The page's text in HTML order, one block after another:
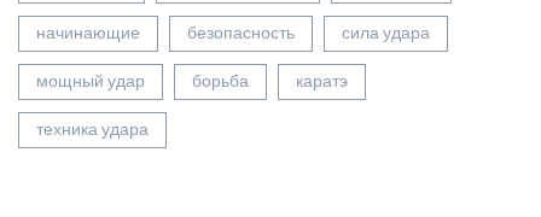
начинающие
безопасность
сила удара
мощный удар
борьба
каратэ
техника удара